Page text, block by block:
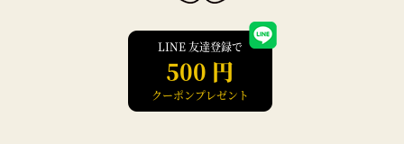
LINE 友達登録で
500 円
クーポンプレゼント